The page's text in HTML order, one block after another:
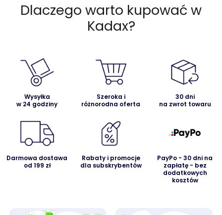
Dlaczego warto kupować w
Kadax?
Wysyłka
w 24 godziny
Szeroka i
różnorodna oferta
30 dni
na zwrot towaru
Darmowa dostawa
od 199 zł
Rabaty i promocje
dla subskrybentów
PayPo - 30 dni na
zapłatę - bez
dodatkowych
kosztów